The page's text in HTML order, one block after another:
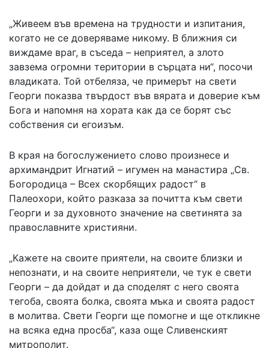
„Живеем във времена на трудности и изпитания,
когато не се доверяваме никому. В ближния си
виждаме враг, в съседа – неприятел, а злото
завзема огромни територии в сърцата ни“, посочи
владиката. Той отбеляза, че примерът на свети
Георги показва твърдост във вярата и доверие към
Бога и напомня на хората как да се борят със
собствения си егоизъм.
В края на богослужението слово произнесе и
архимандрит Игнатий – игумен на манастира „Св.
Богородица – Всех скорбящих радост“ в
Палеохори, който разказа за почитта към свети
Георги и за духовното значение на светинята за
православните християни.
„Кажете на своите приятели, на своите близки и
непознати, и на своите неприятели, че тук е свети
Георги – да дойдат и да споделят с него своята
тегоба, своята болка, своята мъка и своята радост
в молитва. Свети Георги ще помогне и ще откликне
на всяка една просба“, каза още Сливенският
митрополит.